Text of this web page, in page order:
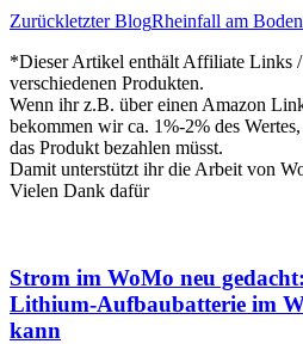
Zurückletzter BlogRheinfall am
*Dieser Artikel enthält Affiliate Links
verschiedenen Produkten.
Wenn ihr z.B. über einen Amazon
bekommen wir ca. 1%-2% des
das Produkt bezahlen müsst.
Damit unterstützt ihr die Arbeit von
Vielen Dank dafür
Strom im WoMo neu
Lithium-Aufbaubatterie im
kann